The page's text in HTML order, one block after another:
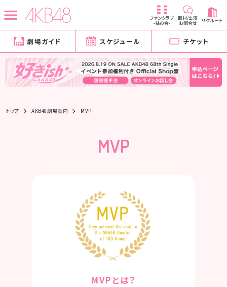
ファンクラブ
-柱の会-
取材/出演
お問合せ リクルート
劇場ガイド スケジュール チケット
トップ AKB48劇場案内 MVP
MVP
MVPとは？